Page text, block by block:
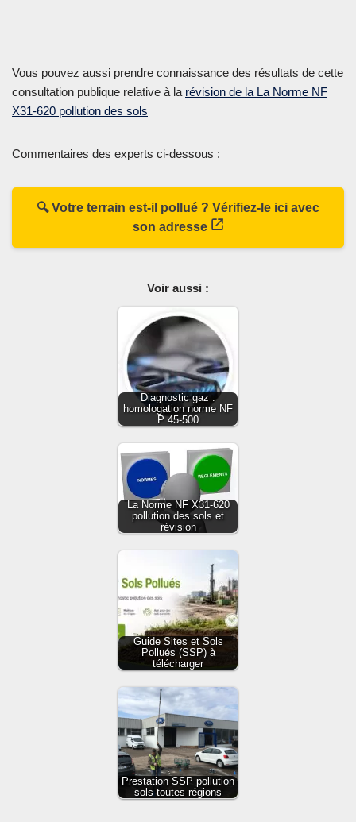
Vous pouvez aussi prendre connaissance des résultats de cette
consultation publique relative à la révision de la La Norme NF
X31-620 pollution des sols
Commentaires des experts ci-dessous :
🔍 Votre terrain est-il pollué ? Vérifiez-le ici avec
son adresse
Voir aussi :
Diagnostic gaz :
homologation norme NF
P 45-500
La Norme NF X31-620
pollution des sols et
révision
Guide Sites et Sols
Pollués (SSP) à
télécharger
Prestation SSP pollution
sols toutes régions